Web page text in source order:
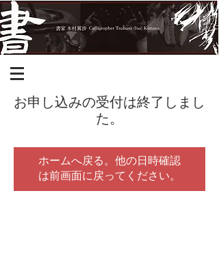
お申し込みの受付は終了しまし
た。
ホームへ戻る。他の日時確認
は前画面に戻ってください。